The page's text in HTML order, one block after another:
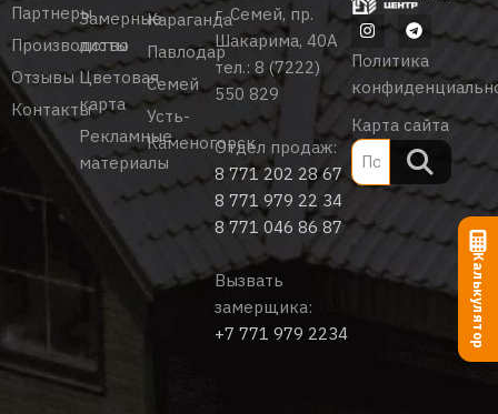
Партнеры
Производство
Отзывы
Контакты
Замерные
листы
Цветовая
карта
Рекламные
материалы
Караганда
Павлодар
Семей
Усть-
Каменогорск
г. Семей, пр.
Шакарима, 40А
тел.: 8 (7222)
550 829
Отдел продаж:
8 771 202 28 67
8 771 979 22 34
8 771 046 86 87
Вызвать
замерщика:
+7 771 979 2234
Политика
Карта сайта
Калькулятор